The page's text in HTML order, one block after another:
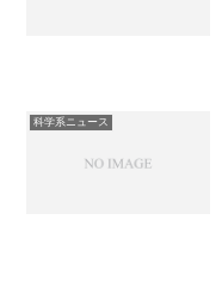
科学系ニュース